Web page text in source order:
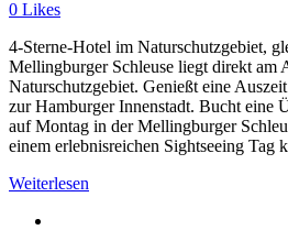
0 Likes
4-Sterne-Hotel im Naturschutzgebiet,
Mellingburger Schleuse liegt direkt am
Naturschutzgebiet. Genießt eine
zur Hamburger Innenstadt. Bucht eine
auf Montag in der Mellingburger
einem erlebnisreichen Sightseeing Tag
Weiterlesen